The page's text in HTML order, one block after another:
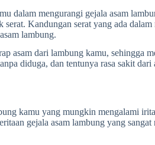
dalam mengurangi gejala asam
Kandungan serat yang ada
lambung.
asam dari lambung kamu, sehingga
diduga, dan tentunya rasa sakit dari
kamu yang mungkin mengalami
gejala asam lambung yang